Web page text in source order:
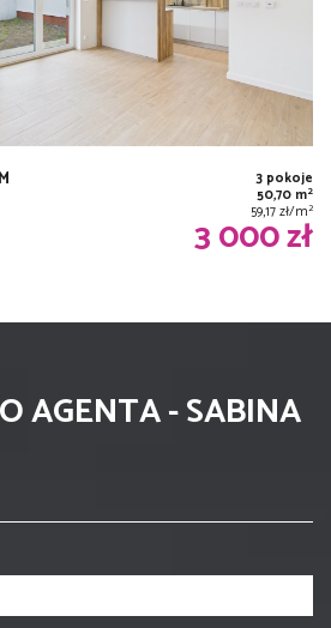
3 pokoje
50,70 m2
59,17 zł/m2
3 000 zł
AGENTA - SABINA